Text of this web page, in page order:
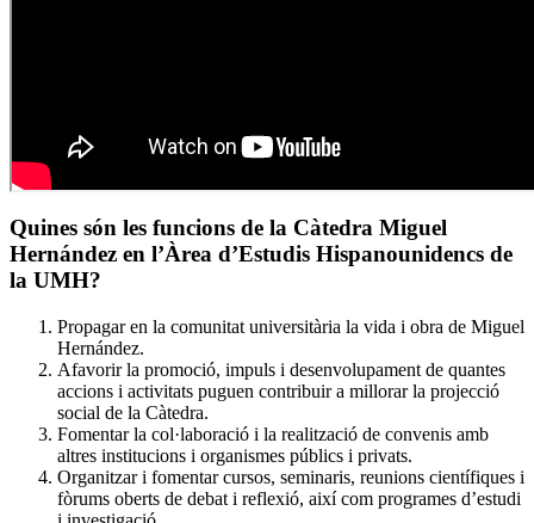
Quines són les funcions de la Càtedra Miguel
Hernández en l’Àrea d’Estudis Hispanounidencs de
la UMH?
Propagar en la comunitat universitària la vida i obra de Miguel
Hernández.
Afavorir la promoció, impuls i desenvolupament de quantes
accions i activitats puguen contribuir a millorar la projecció
social de la Càtedra.
Fomentar la col·laboració i la realització de convenis amb
altres institucions i organismes públics i privats.
Organitzar i fomentar cursos, seminaris, reunions científiques i
fòrums oberts de debat i reflexió, així com programes d’estudi